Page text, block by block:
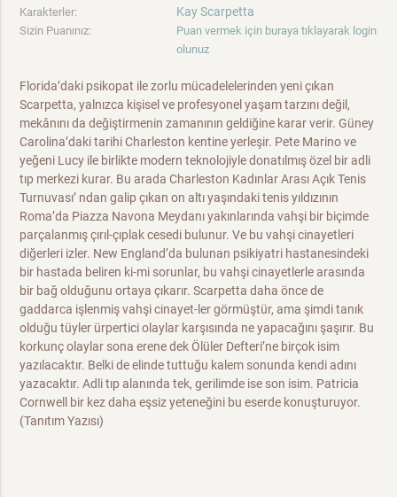
Karakterler: Kay Scarpetta
Sizin Puanınız:
Puan vermek için buraya tıklayarak login
olunuz
Florida’daki psikopat ile zorlu mücadelelerinden yeni çıkan
Scarpetta, yalnızca kişisel ve profesyonel yaşam tarzını değil,
mekânını da değiştirmenin zamanının geldiğine karar verir. Güney
Carolina’daki tarihi Charleston kentine yerleşir. Pete Marino ve
yeğeni Lucy ile birlikte modern teknolojiyle donatılmış özel bir adli
tıp merkezi kurar. Bu arada Charleston Kadınlar Arası Açık Tenis
Turnuvası’ ndan galip çıkan on altı yaşındaki tenis yıldızının
Roma’da Piazza Navona Meydanı yakınlarında vahşi bir biçimde
parçalanmış çırıl-çıplak cesedi bulunur. Ve bu vahşi cinayetleri
diğerleri izler. New England’da bulunan psikiyatri hastanesindeki
bir hastada beliren ki-mi sorunlar, bu vahşi cinayetlerle arasında
bir bağ olduğunu ortaya çıkarır. Scarpetta daha önce de
gaddarca işlenmiş vahşi cinayet-ler görmüştür, ama şimdi tanık
olduğu tüyler ürpertici olaylar karşısında ne yapacağını şaşırır. Bu
korkunç olaylar sona erene dek Ölüler Defteri’ne birçok isim
yazılacaktır. Belki de elinde tuttuğu kalem sonunda kendi adını
yazacaktır. Adli tıp alanında tek, gerilimde ise son isim. Patricia
Cornwell bir kez daha eşsiz yeteneğini bu eserde konuşturuyor.
(Tanıtım Yazısı)